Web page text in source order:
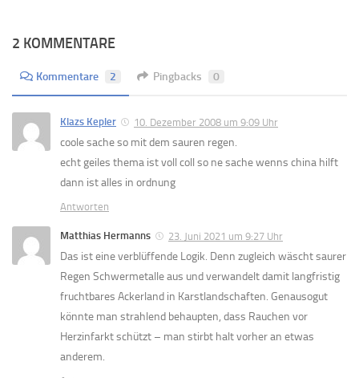
2 KOMMENTARE
Kommentare 2 Pingbacks 0
Klazs Kepler 10. Dezember 2008 um 9:09 Uhr
coole sache so mit dem sauren regen.
echt geiles thema ist voll coll so ne sache wenns china hilft
dann ist alles in ordnung
Antworten
Matthias Hermanns 23. Juni 2021 um 9:27 Uhr
Das ist eine verblüffende Logik. Denn zugleich wäscht saurer
Regen Schwermetalle aus und verwandelt damit langfristig
fruchtbares Ackerland in Karstlandschaften. Genausogut
könnte man strahlend behaupten, dass Rauchen vor
Herzinfarkt schützt – man stirbt halt vorher an etwas
anderem.